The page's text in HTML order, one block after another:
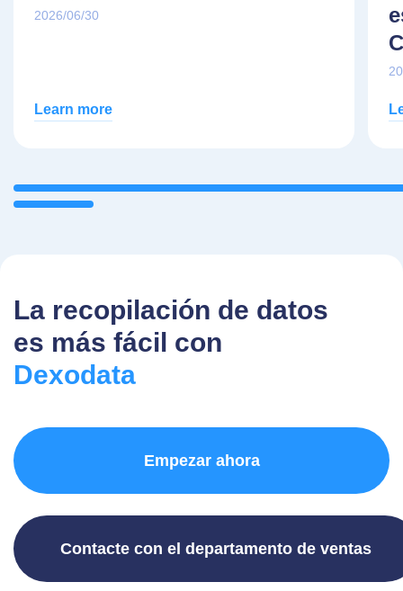
2026/06/30
Learn more
La recopilación de datos
es más fácil con
Dexodata
Empezar ahora
Contacte con el departamento de ventas